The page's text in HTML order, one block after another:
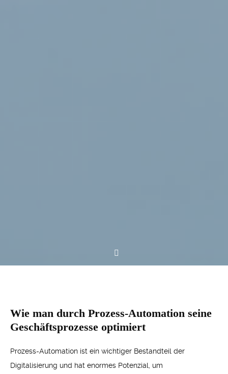
Wie man durch Prozess-Automation seine
Geschäftsprozesse optimiert
Prozess-Automation ist ein wichtiger Bestandteil der
Digitalisierung und hat enormes Potenzial, um